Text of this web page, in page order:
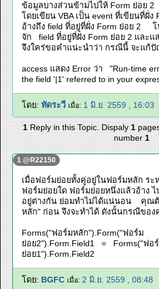
ข้อมูลบางส่วนข้ามไปให้ Form ย่อย 2
โดยเขียน VBA เป็น event ที่เขียนที่
อ้างถึง field ที่อยู่ที่ฝั่ง Form ย่อย 2
จัก field ที่อยู่ที่ฝั่ง Form ย่อย 2 และ
จึงใคร่ขอคำแน่ะนำว่า กรณีนี้ จะแก้ปั
access แสดง Error ว่า "Run-time
the field '|1' referred to in your
โดย: ทัดระวี เมื่อ: 1 มิ.ย. 2559 , 16:03
1Reply in this Topic. Dispaly 1
number 1
1 @R22150
เมื่อฟอร์มย่อยทั้งคู่อยู่ในฟอร์มหลัก ร
ฟอร์มย่อยใด ฟอร์มย่อยหนึ่งแล้วอ้าง
อยู่ต่างกัน ย่อมทำไม่ได้แน่นอน คุณต้
หลัก" ก่อน จึงจะทำได้ ดังนั้นกรณีขอ
Forms("ฟอร์มหลัก").Form("ฟอร์ม
ย่อย2").Form.Field1 = Forms("ฟอ
ย่อย1").Form.Field2
โดย: BGFC เมื่อ: 2 มิ.ย. 2559 , 08:48